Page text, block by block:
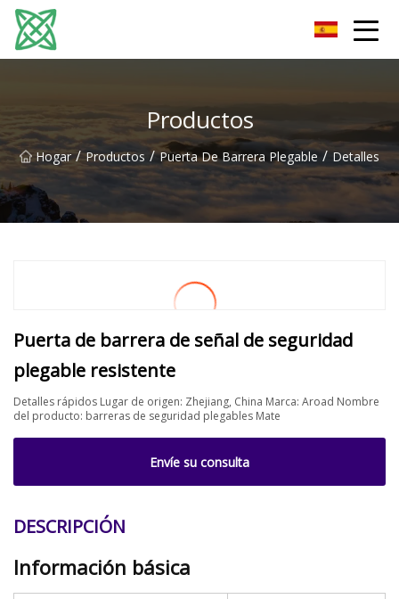
Productos
Hogar / Productos / Puerta De Barrera Plegable / Detalles
Puerta de barrera de señal de seguridad
plegable resistente
Detalles rápidos Lugar de origen: Zhejiang, China Marca: Aroad Nombre
del producto: barreras de seguridad plegables Mate
Envíe su consulta
DESCRIPCIÓN
Información básica